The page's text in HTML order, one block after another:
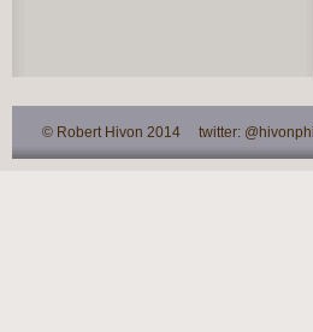
© Robert Hivon 2014 twitter: